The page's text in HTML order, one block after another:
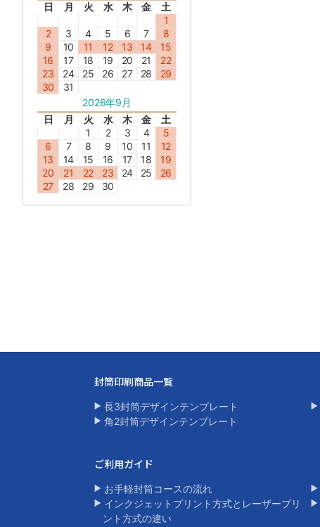
日
月 火 水 木 金
土
1
2
3 4 5 6 7
8
9
10 11 12 13 14
15
16
17 18 19 20 21
22
23
24 25 26 27 28
29
30
31
2026年9月
日
月 火 水 木 金
土
1
2 3 4
5
6
7 8 9 10 11
12
13
14 15 16 17 18
19
20
21 22 23 24 25
26
27
28 29 30
封筒印刷商品一覧​
長3封筒デザインテンプレート
角2封筒デザインテンプレート​
ご利用ガイド
お手軽封筒コースの流れ
インクジェットプリント方式とレーザープリ
ント方式の違い​